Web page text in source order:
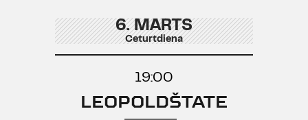
6. MARTS
Ceturtdiena
19:00
LEOPOLDŠTATE